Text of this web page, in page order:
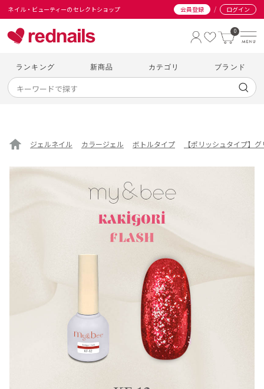
ネイル・ビューティーのセレクトショップ 会員登録 / ログイン
0
ランキング 新商品 カテゴリ ブランド
ジェルネイル カラージェル ボトルタイプ 【ポリッシュタイプ】